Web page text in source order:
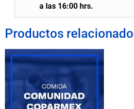
a las 16:00 hrs.
Productos